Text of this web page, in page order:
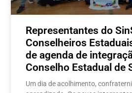
Representantes do
Conselheiros
de agenda de
Conselho Estadual de
Um dia de acolhimento,